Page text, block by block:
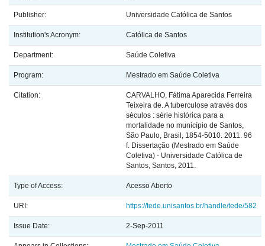
Publisher: Universidade Católica de Santos
Institution's Acronym: Católica de Santos
Department: Saúde Coletiva
Program: Mestrado em Saúde Coletiva
Citation:
CARVALHO, Fátima Aparecida Ferreira
Teixeira de. A tuberculose através dos
séculos : série histórica para a
mortalidade no município de Santos,
São Paulo, Brasil, 1854-5010. 2011. 96
f. Dissertação (Mestrado em Saúde
Coletiva) - Universidade Católica de
Santos, Santos, 2011.
Type of Access: Acesso Aberto
URI: https://tede.unisantos.br/handle/tede/582
Issue Date: 2-Sep-2011